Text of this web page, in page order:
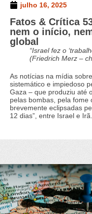
julho 16, 2025
Fatos & Crítica
nem o início,
global
“Israel fez o
(Friedrich Merz –
As notícias na mídia
sistemático e impiedoso
Gaza – que produziu até
pelas bombas, pela fome
brevemente eclipsadas
12 dias”, entre Israel e Irã.